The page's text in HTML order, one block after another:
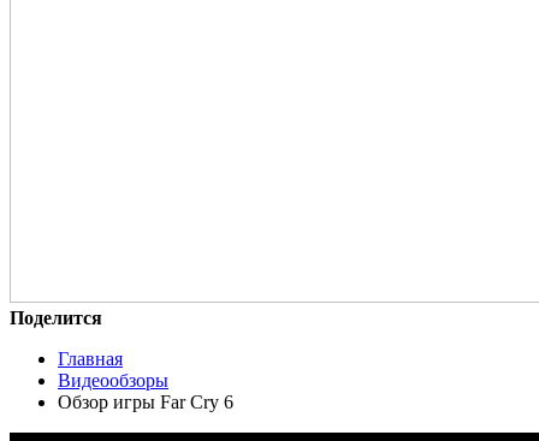
Поделится
Главная
Видеообзоры
Обзор игры Far Cry 6